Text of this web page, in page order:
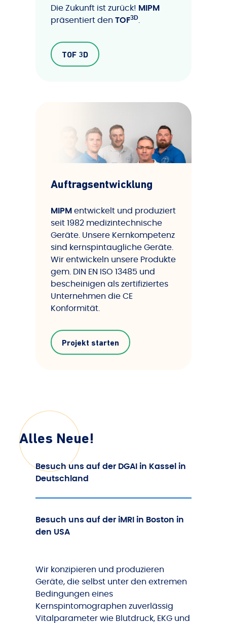
Die Zukunft ist zurück! MIPM
präsentiert denTOF3D
TOF 3D
Auftragsentwicklung
MIPMentwickelt und produziert
seit 1982 medizintechnische
Geräte. Unsere Kernkompetenz
sind kernspintaugliche Geräte.
Wir entwickeln unsere Produkte
gem. DIN EN ISO 13485 und
bescheinigen als zertifiziertes
Unternehmen die CE
Konformität.
Projekt starten
Alles Neue!
Wir konzipieren und produzieren
Geräte, die selbst unter den extremen
Bedingungen eines
Kernspintomographen zuverlässig
Vitalparameter wie Blutdruck, EKG und
Besuch uns auf der DGAI in Kassel in
Deutschland
Besuch uns auf der iMRI in Boston in
den USA